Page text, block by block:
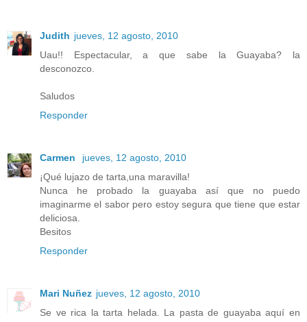
Judith jueves, 12 agosto, 2010
Uau!! Espectacular, a que sabe la Guayaba? la
desconozco.
Saludos
Responder
Carmen
jueves, 12 agosto, 2010
¡Qué lujazo de tarta,una maravilla!
Nunca he probado la guayaba así que no puedo
imaginarme el sabor pero estoy segura que tiene que estar
deliciosa.
Besitos
Responder
Mari Nuñez jueves, 12 agosto, 2010
Se ve rica la tarta helada. La pasta de guayaba aquí en